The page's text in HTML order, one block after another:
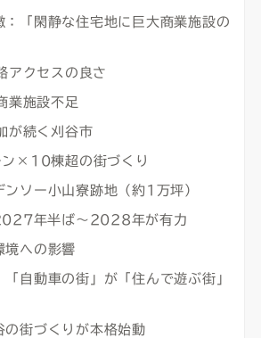
：「閑静な住宅地に巨大商業施設の
アクセスの良さ
業施設不足
が続く刈谷市
×10棟超の街づくり
ンソー小山寮跡地（約1万坪）
年半ば〜2028年が有力
境への影響
「自動車の街」が「住んで遊ぶ街」
の街づくりが本格始動